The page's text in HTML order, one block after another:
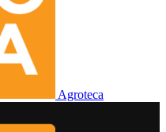
Agroteca